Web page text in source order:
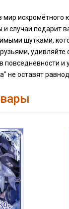
искромётного
случаи подарит
шутками,
повседневности
не оставят